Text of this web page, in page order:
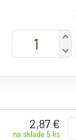
2,87 €
na sklade 5 ks